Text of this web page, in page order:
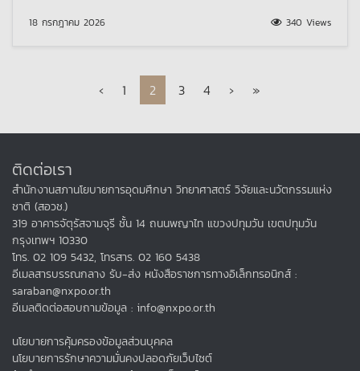
18 กรกฎาคม 2026 340 Views
Page navigation
‹ Page
1 Current Page
2 Page
3 Page
4 › »
ติดต่อเรา
สำนักงานสภานโยบายการอุดมศึกษา วิทยาศาสตร์ วิจัยและนวัตกรรมแห่ง
ชาติ (สอวช.)
319 อาคารจัตุรัสจามจุรี ชั้น 14 ถนนพญาไท แขวงปทุมวัน เขตปทุมวัน
กรุงเทพฯ 10330
โทร. 02 109 5432, โทรสาร. 02 160 5438
อีเมลสารบรรณกลาง รับ-ส่ง หนังสือราชการทางอิเล็กทรอนิกส์ :
saraban@nxpo.or.th
อีเมลติดต่อสอบถามข้อมูล : info@nxpo.or.th
นโยบายการคุ้มครองข้อมูลส่วนบุคคล
นโยบายการรักษาความมั่นคงปลอดภัยเว็บไซต์